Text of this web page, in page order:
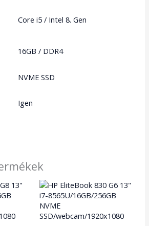
Core i5 / Intel 8. Gen
16GB / DDR4
NVME SSD
Igen